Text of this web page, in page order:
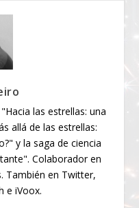
las estrellas: una
allá de las estrellas:
y la saga de ciencia
Colaborador en
También en Twitter,
e iVoox.